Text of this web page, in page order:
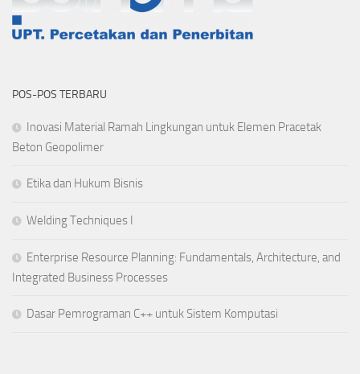
POS-POS TERBARU
Inovasi Material Ramah Lingkungan untuk Elemen Pracetak
Beton Geopolimer
Etika dan Hukum Bisnis
Welding Techniques I
Enterprise Resource Planning: Fundamentals, Architecture, and
Integrated Business Processes
Dasar Pemrograman C++ untuk Sistem Komputasi